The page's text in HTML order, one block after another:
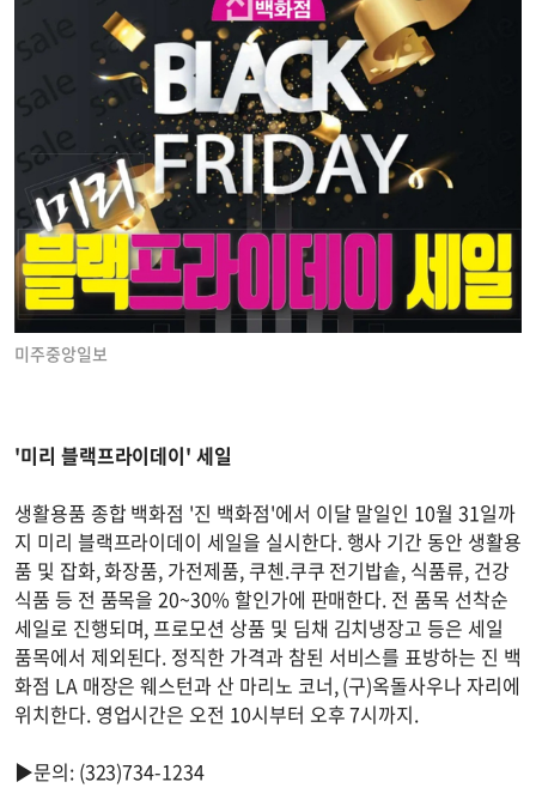
미주중앙일보
'미리 블랙프라이데이' 세일
생활용품 종합 백화점 '진 백화점'에서 이달 말일인 10월 31일까
지 미리 블랙프라이데이 세일을 실시한다. 행사 기간 동안 생활용
품 및 잡화, 화장품, 가전제품, 쿠첸.쿠쿠 전기밥솥, 식품류, 건강
식품 등 전 품목을 20~30% 할인가에 판매한다. 전 품목 선착순
세일로 진행되며, 프로모션 상품 및 딤채 김치냉장고 등은 세일
품목에서 제외된다. 정직한 가격과 참된 서비스를 표방하는 진 백
화점 LA 매장은 웨스턴과 산 마리노 코너, (구)옥돌사우나 자리에
위치한다. 영업시간은 오전 10시부터 오후 7시까지.
▶문의: (323)734-1234